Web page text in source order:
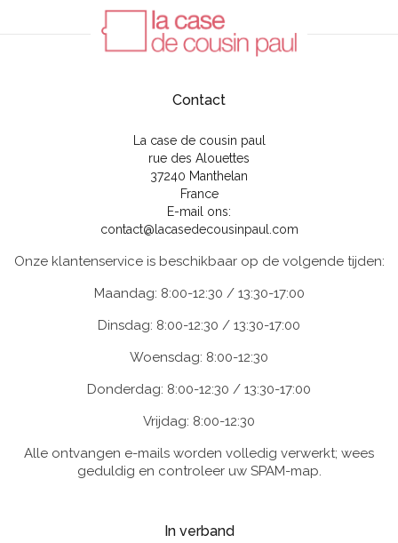
Contact
La case de cousin paul
rue des Alouettes
37240 Manthelan
France
E-mail ons:
contact@lacasedecousinpaul.com
Onze klantenservice is beschikbaar op de volgende tijden:
Maandag: 8:00-12:30 / 13:30-17:00
Dinsdag: 8:00-12:30 / 13:30-17:00
Woensdag: 8:00-12:30
Donderdag: 8:00-12:30 / 13:30-17:00
Vrijdag: 8:00-12:30
Alle ontvangen e-mails worden volledig verwerkt; wees
geduldig en controleer uw SPAM-map.
In verband